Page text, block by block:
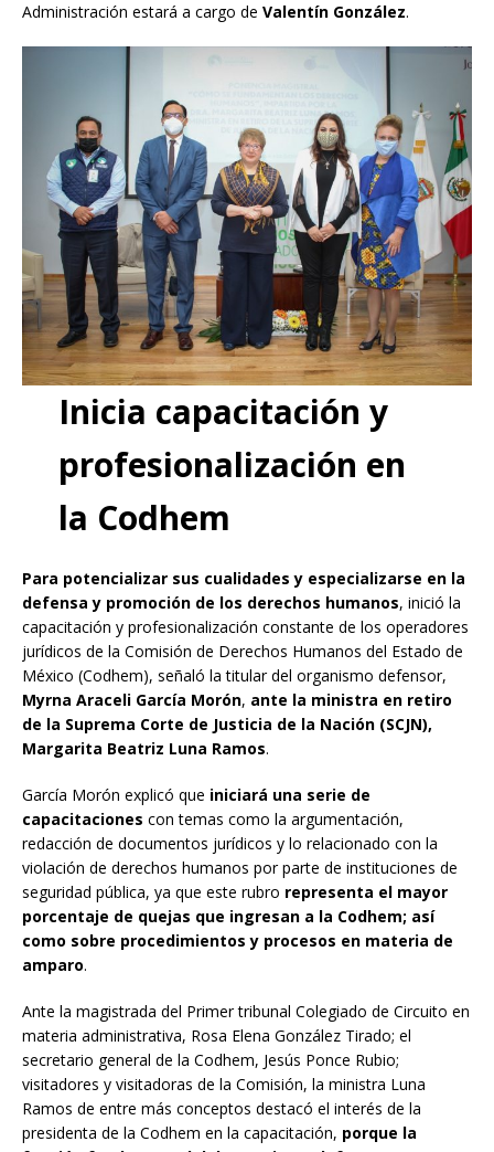
Administración estará a cargo de Valentín González.
Inicia capacitación y
profesionalización en
la Codhem
Para potencializar sus cualidades y especializarse en la
defensa y promoción de los derechos humanos, inició la
capacitación y profesionalización constante de los operadores
jurídicos de la Comisión de Derechos Humanos del Estado de
México (Codhem), señaló la titular del organismo defensor,
Myrna Araceli García Morón, ante la ministra en retiro
de la Suprema Corte de Justicia de la Nación (SCJN),
Margarita Beatriz Luna Ramos.
García Morón explicó que iniciará una serie de
capacitaciones con temas como la argumentación,
redacción de documentos jurídicos y lo relacionado con la
violación de derechos humanos por parte de instituciones de
seguridad pública, ya que este rubro representa el mayor
porcentaje de quejas que ingresan a la Codhem; así
como sobre procedimientos y procesos en materia de
amparo.
Ante la magistrada del Primer tribunal Colegiado de Circuito en
materia administrativa, Rosa Elena González Tirado; el
secretario general de la Codhem, Jesús Ponce Rubio;
visitadores y visitadoras de la Comisión, la ministra Luna
Ramos de entre más conceptos destacó el interés de la
presidenta de la Codhem en la capacitación, porque la